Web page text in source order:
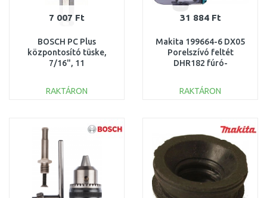
7 007 Ft
BOSCH PC Plus
központosító tüske,
7/16", 11
RAKTÁRON
Összehasonlítás
31 884 Ft
Makita 199664-6 DX05
Porelszívó feltét
DHR182 fúró-
RAKTÁRON
Összehasonlítás